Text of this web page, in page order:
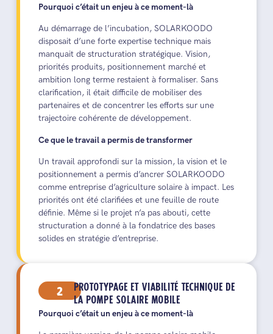
Pourquoi c’était un enjeu à ce moment-là
Au démarrage de l’incubation, SOLARKOODO
disposait d’une forte expertise technique mais
manquait de structuration stratégique. Vision,
priorités produits, positionnement marché et
ambition long terme restaient à formaliser. Sans
clarification, il était difficile de mobiliser des
partenaires et de concentrer les efforts sur une
trajectoire cohérente de développement.
Ce que le travail a permis de transformer
Un travail approfondi sur la mission, la vision et le
positionnement a permis d’ancrer SOLARKOODO
comme entreprise d’agriculture solaire à impact. Les
priorités ont été clarifiées et une feuille de route
définie. Même si le projet n’a pas abouti, cette
structuration a donné à la fondatrice des bases
solides en stratégie d’entreprise.
2
PROTOTYPAGE ET VIABILITÉ TECHNIQUE DE
LA POMPE SOLAIRE MOBILE
Pourquoi c’était un enjeu à ce moment-là